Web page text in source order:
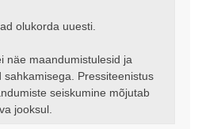
olukorda uuesti.
näe maandumistulesid ja
Pressiteenistus
seiskumine mõjutab
jooksul.